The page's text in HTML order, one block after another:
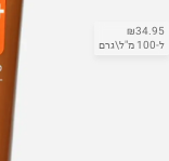
₪34.95
ל-100 מ"ל\גרם